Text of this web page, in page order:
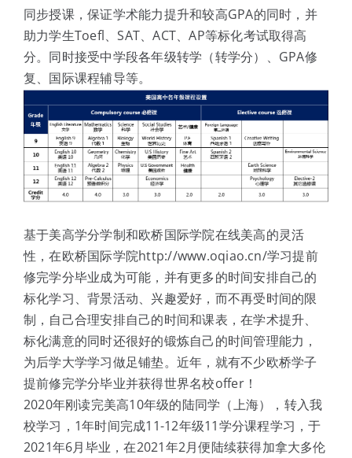
同步授课，保证学术能力提升和较高GPA的同时，并
助力学生Toefl、SAT、ACT、AP等标化考试取得高
分。同时接受中学段各年级转学（转学分）、GPA修
复、国际课程辅导等。
基于美高学分学制和欧桥国际学院在线美高的灵活
性，在欧桥国际学院http://www.oqiao.cn/学习提前
修完学分毕业成为可能，并有更多的时间安排自己的
标化学习、背景活动、兴趣爱好，而不再受时间的限
制，自己合理安排自己的时间和课表，在学术提升、
标化满意的同时还很好的锻炼自己的时间管理能力，
为后学大学学习做足铺垫。近年，就有不少欧桥学子
提前修完学分毕业并获得世界名校offer！
2020年刚读完美高10年级的陆同学（上海），转入我
校学习，1年时间完成11-12年级11学分课程学习，于
2021年6月毕业，在2021年2月便陆续获得加拿大多伦